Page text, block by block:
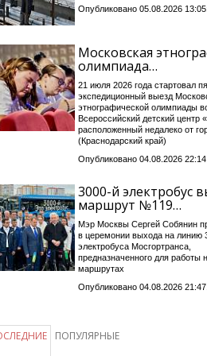
Опубликовано 05.08.2026
Московская
олимпиада…
21 июля 2026 года стартовал
экспедиционный выезд
этнографической олимпиады
Всероссийский детский центр
расположенный недалеко от
(Краснодарский край)
Опубликовано 04.08.2026
3000-й электробус
маршрут №119…
Мэр Москвы Сергей Собянин
в церемонии выхода на линию
электробуса Мосгортранса,
предназначенного для работы
маршрутах
Опубликовано 04.08.2026
ПОПУЛЯРНЫЕ